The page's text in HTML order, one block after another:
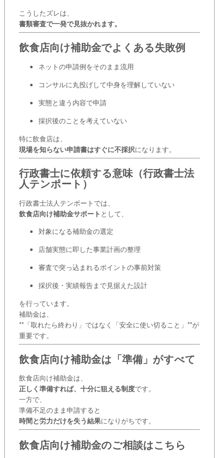
こうしたズレは、
書類審査で一発で見抜かれます。
飲食店向け補助金でよくある失敗例
ネットの申請例をそのまま流用
コンサルに丸投げして中身を理解していない
実態と違う内容で申請
採択後のことを考えていない
特に飲食店は、
現場を知らない申請書はすぐに不採択になります。
行政書士に依頼する意味（行政書士法
人テンポート）
行政書士法人テンポートでは、
飲食店向け補助金サポート として、
対象になる補助金の選定
店舗実態に即した事業計画の整理
審査で突っ込まれるポイントの事前対策
採択後・実績報告まで見据えた設計
を行っています。
補助金は、
**「取れたら終わり」ではなく「安全に使い切ること」**が
重要です。
飲食店向け補助金は「準備」がすべて
飲食店向け補助金は、
正しく準備すれば、十分に狙える制度です。
一方で、
準備不足のまま申請すると
時間と労力だけを失う結果になりがちです。
飲食店向け補助金のご相談はこちら